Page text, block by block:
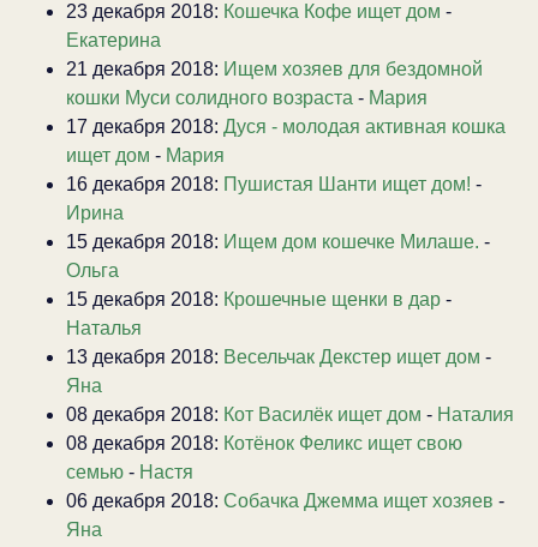
23 декабря 2018: Кошечка Кофе ищет дом -
Екатерина
21 декабря 2018: Ищем хозяев для бездомной
кошки Муси солидного возраста - Мария
17 декабря 2018: Дуся - молодая активная кошка
ищет дом - Мария
16 декабря 2018: Пушистая Шанти ищет дом! -
Ирина
15 декабря 2018: Ищем дом кошечке Милаше. -
Ольга
15 декабря 2018: Крошечные щенки в дар -
Наталья
13 декабря 2018: Весельчак Декстер ищет дом -
Яна
08 декабря 2018: Кот Василёк ищет дом - Наталия
08 декабря 2018: Котёнок Феликс ищет свою
семью - Настя
06 декабря 2018: Собачка Джемма ищет хозяев -
Яна